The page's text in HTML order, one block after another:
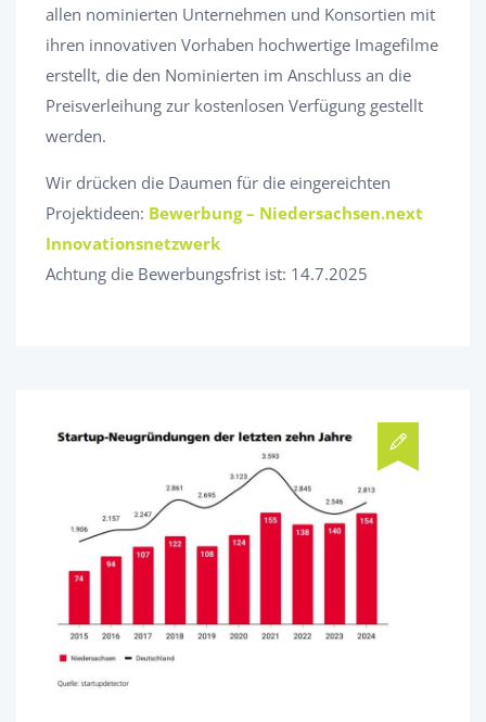
allen nominierten Unternehmen und Konsortien mit
ihren innovativen Vorhaben hochwertige Imagefilme
erstellt, die den Nominierten im Anschluss an die
Preisverleihung zur kostenlosen Verfügung gestellt
werden.
Wir drücken die Daumen für die eingereichten
Projektideen: Bewerbung – Niedersachsen.next
Innovationsnetzwerk
Achtung die Bewerbungsfrist ist: 14.7.2025